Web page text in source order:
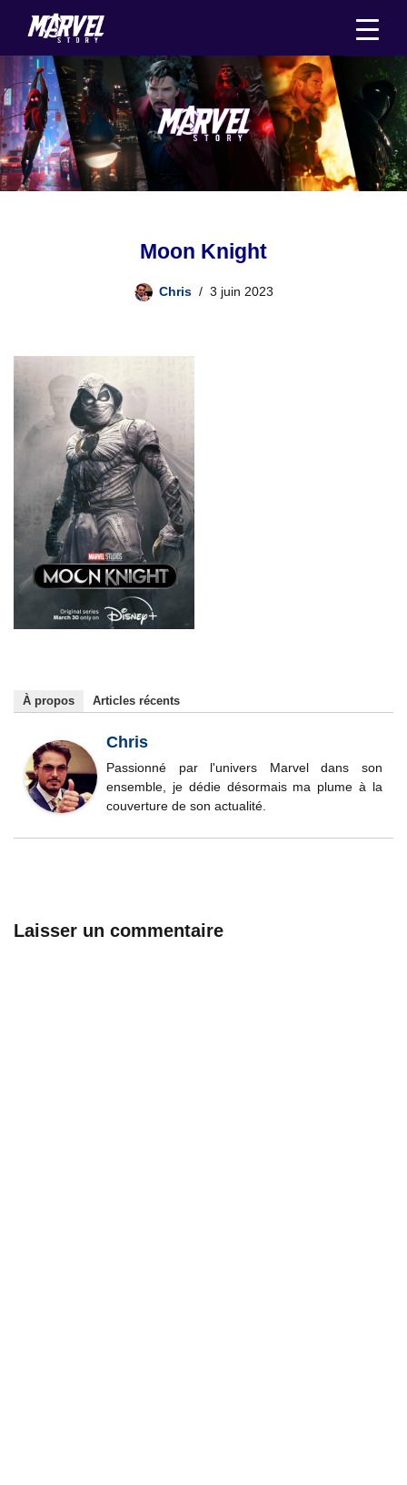
au
contenu
Moon Knight
Chris 3 juin 2023
À propos Articles récents
Chris
Passionné par l'univers Marvel dans son
ensemble, je dédie désormais ma plume à la
couverture de son actualité.
Laisser un commentaire